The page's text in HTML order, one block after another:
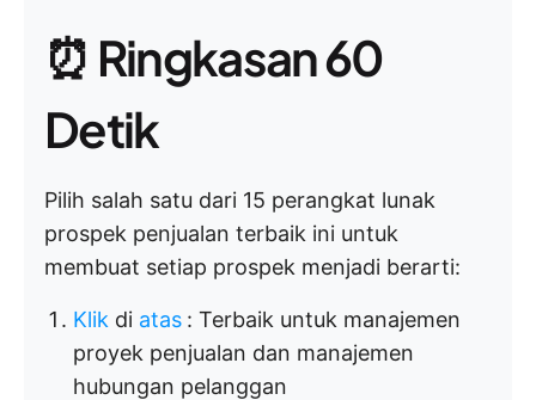
⏰ Ringkasan 60
Detik
Pilih salah satu dari 15 perangkat lunak
prospek penjualan terbaik ini untuk
membuat setiap prospek menjadi berarti:
Klik di atas : Terbaik untuk manajemen
proyek penjualan dan manajemen
hubungan pelanggan